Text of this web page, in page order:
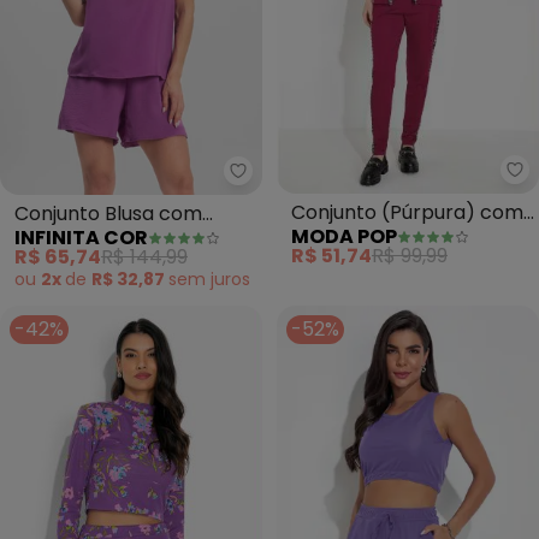
Infinita Cor - Conjunto Blusa
Conjunto Blusa com
Shorts (Roxo)
INFINITA COR
R$ 65,74R$ 144,99
ou 2x de R$ 32,87 sem juros
Conjunto (Púrpura) com
Recortes
MODA POP
R$ 51,74R$ 99,99
-42% -52%